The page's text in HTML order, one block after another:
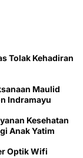
Tolak Kehadiran
Maulid
Indramayu
Kesehatan
Anak Yatim
Optik Wifi